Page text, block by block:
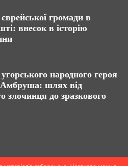
єврейської громади в
внесок в історію
угорського народного героя
Амбруша: шлях від
злочинця до зразкового